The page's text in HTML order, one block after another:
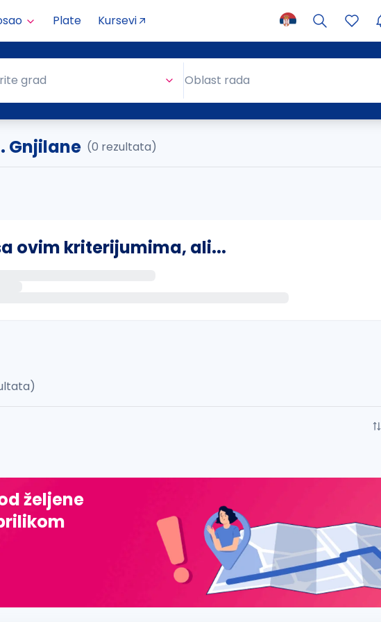
Plate Kursevi
grad Oblast rada
Gnjilane (0 rezultata)
ovim kriterijumima, ali...
đ, ž, dž)
željene